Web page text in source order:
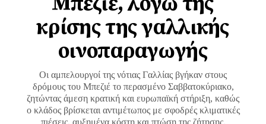
κρίσης της γαλλικής
οινοπαραγωγής
Οι αμπελουργοί της νότιας Γαλλίας βγήκαν στους
δρόμους του Μπεζιέ το περασμένο Σαββατοκύριακο,
ζητώντας άμεση κρατική και ευρωπαϊκή στήριξη, καθώς
ο κλάδος βρίσκεται αντιμέτωπος με σφοδρές κλιματικές
πιέσεις, αυξημένα κόστη και πτώση της ζήτησης.